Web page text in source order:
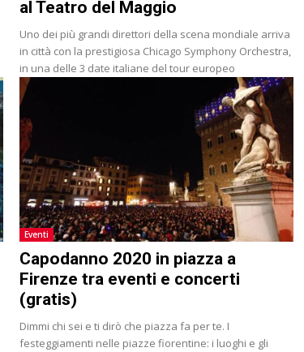
al Teatro del Maggio
Uno dei più grandi direttori della scena mondiale arriva
in città con la prestigiosa Chicago Symphony Orchestra,
in una delle 3 date italiane del tour europeo
Eventi
Capodanno 2020 in piazza a
Firenze tra eventi e concerti
(gratis)
Dimmi chi sei e ti dirò che piazza fa per te. I
festeggiamenti nelle piazze fiorentine: i luoghi e gli